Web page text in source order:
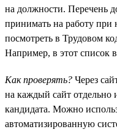
на должности. Перечень
принимать на работу
посмотреть в Трудовом
Например, в этот список
Как проверять? Через
на каждый сайт
кандидата. Можно
автоматизированную